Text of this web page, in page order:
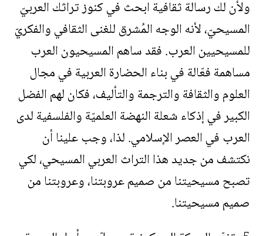
ولأن لك رسالة ثقافية ابحث في كنوز تراثك العربيّ
المسيحيّ، لأنه الوجه المُشرق للغنى الثقافي والفكريّ
للمسيحيين العرب. فقد ساهم المسيحيون العرب
مساهمة فعّالة في بناء الحضارة العربية في مجال
العلوم والثقافة والترجمة والتأليف، فكان لهم الفضل
الكبير في إذكاء شعلة النهضة العلميّة والفلسفية لدى
العرب في العصر الإسلامي. لذا، وجب علينا أن
نكتشف من جديد هذا التراث العربي المسيحي، لكي
تصبح مسيحيتنا من صميم عروبتنا، وعروبتنا من
صميم مسيحيتنا.